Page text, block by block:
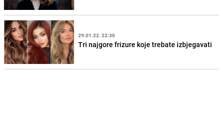
29.01.22. 22:30
Tri najgore frizure koje trebate izbjegavati